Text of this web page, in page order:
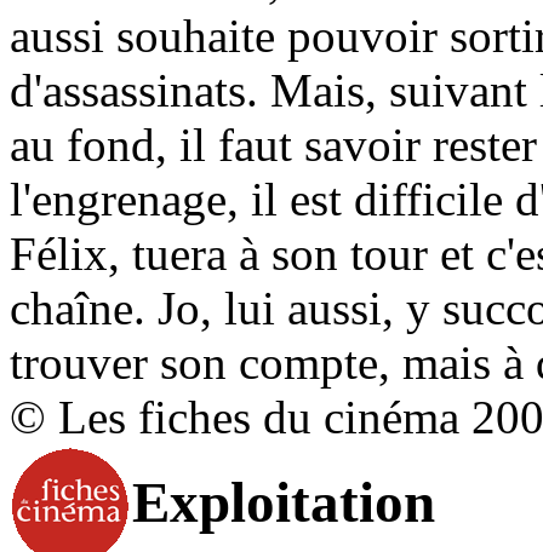
aussi souhaite pouvoir
d'assassinats. Mais,
au fond, il faut savoir
l'engrenage, il est difficile
Félix, tuera à son tour et
chaîne. Jo, lui aussi, y
trouver son compte, mais
© Les fiches du cinéma
Exploitation